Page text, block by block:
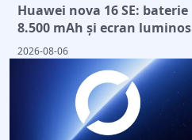
Huawei nova 16 SE: baterie
8.500 mAh și ecran luminos
2026-08-06